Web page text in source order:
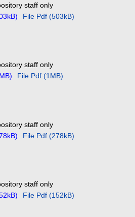
staff only
File Pdf (503kB)
staff only
File Pdf (1MB)
staff only
File Pdf (278kB)
staff only
File Pdf (152kB)